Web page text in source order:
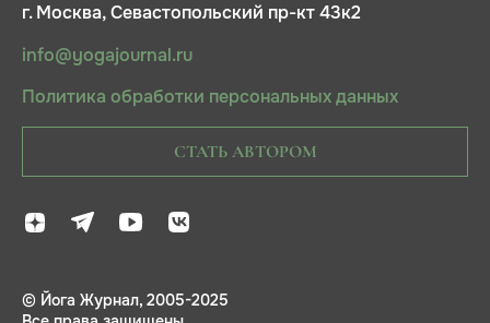
г. Москва, Севастопольский пр-кт 43к2
info@yogajournal.ru
Политика обработки персональных данных
СТАТЬ АВТОРОМ
© Йога Журнал, 2005-2025